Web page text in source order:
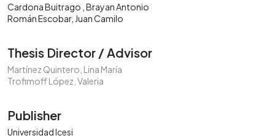
Cardona Buitrago , Brayan Antonio
Román Escobar, Juan Camilo
Thesis Director / Advisor
Martínez Quintero, Lina María
Trofimoff López, Valeria
Publisher
Universidad Icesi